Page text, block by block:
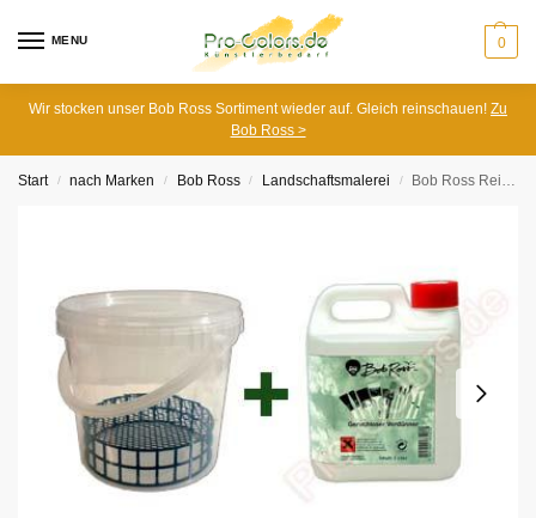
MENU 0
Wir stocken unser Bob Ross Sortiment wieder auf. Gleich reinschauen! Zu
Bob Ross >
Start / nach Marken / Bob Ross / Landschaftsmalerei / Bob Ross Reinigungsset